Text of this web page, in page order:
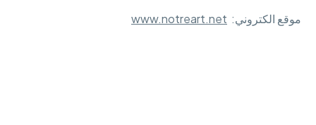
موقع الكتروني: www.notreart.net